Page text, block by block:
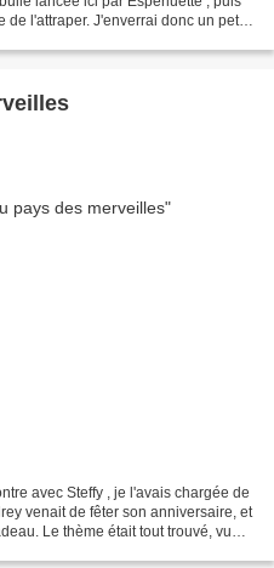
de l'attraper. J'enverrai donc un petit
avec Steffy , je l'avais chargée de
venait de fêter son anniversaire, et
Le thème était tout trouvé, vu